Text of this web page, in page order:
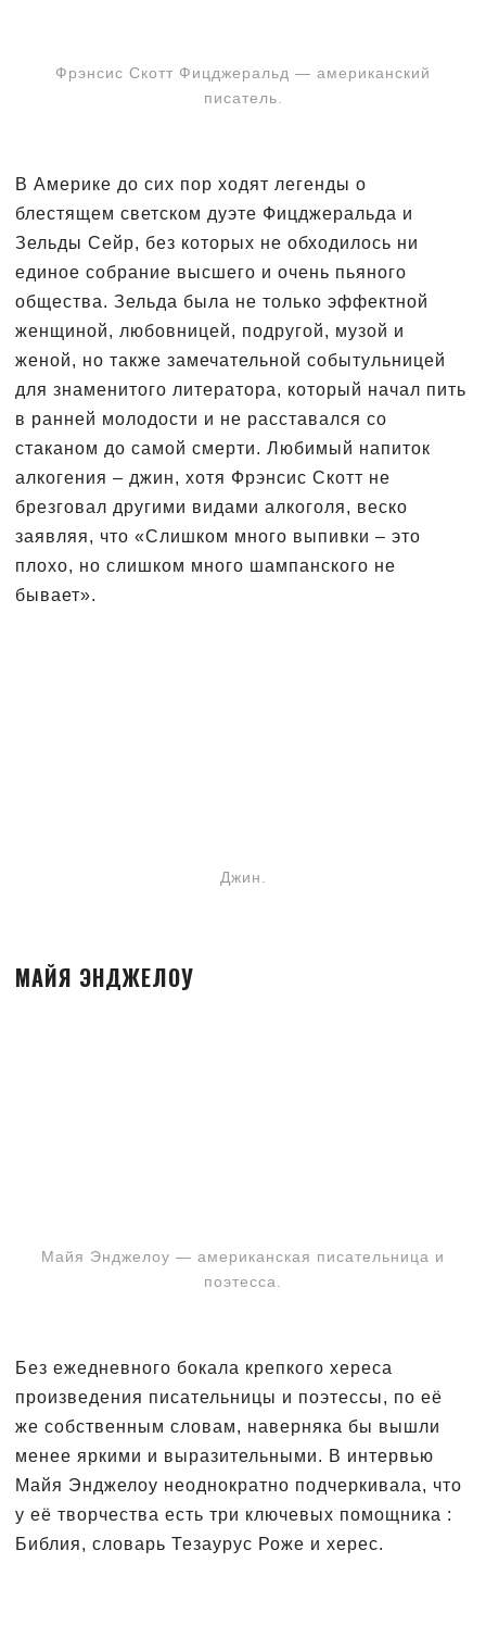
Фрэнсис Скотт Фицджеральд — американский
писатель.
В Америке до сих пор ходят легенды о
блестящем светском дуэте Фицджеральда и
Зельды Сейр, без которых не обходилось ни
единое собрание высшего и очень пьяного
общества. Зельда была не только эффектной
женщиной, любовницей, подругой, музой и
женой, но также замечательной событульницей
для знаменитого литератора, который начал пить
в ранней молодости и не расставался со
стаканом до самой смерти. Любимый напиток
алкогения – джин, хотя Фрэнсис Скотт не
брезговал другими видами алкоголя, веско
заявляя, что «Слишком много выпивки – это
плохо, но слишком много шампанского не
бывает».
Джин.
МАЙЯ ЭНДЖЕЛОУ
Майя Энджелоу — американская писательница и
поэтесса.
Без ежедневного бокала крепкого хереса
произведения писательницы и поэтессы, по её
же собственным словам, наверняка бы вышли
менее яркими и выразительными. В интервью
Майя Энджелоу неоднократно подчеркивала, что
у её творчества есть три ключевых помощника :
Библия, словарь Тезаурус Роже и херес.